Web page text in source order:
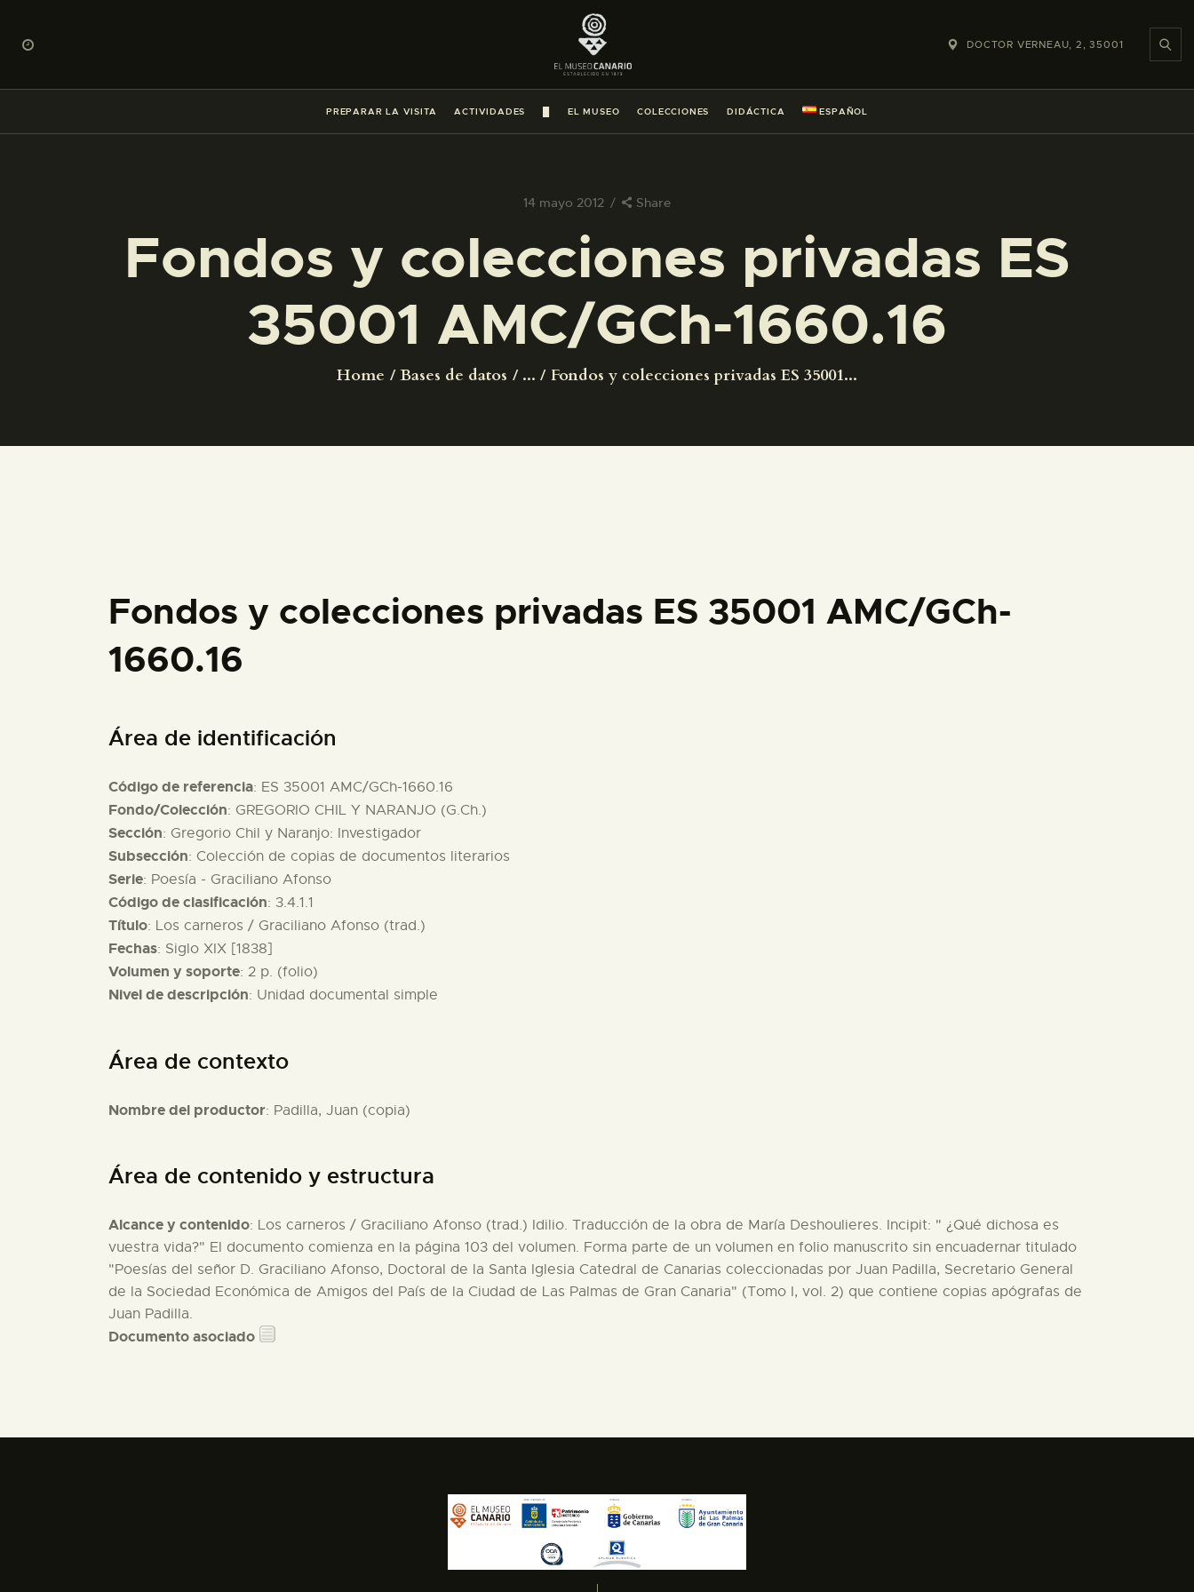
DOCTOR VERNEAU, 2, 35001
PREPARAR LA VISITA ACTIVIDADES EL MUSEO COLECCIONES DIDÁCTICA ESPAÑOL
14 mayo 2012 Share
Fondos y colecciones privadas ES
35001 AMC/GCh-1660.16
Home Bases de datos ... Fondos y colecciones privadas ES 35001...
PREPARAR LA VISITA
ACTIVIDADES
█
COLECCIONES
DIDÁCTICA
ESPAÑOL
Fondos y colecciones privadas ES 35001 AMC/GCh-
1660.16
Área de identificación
Código de referencia: ES 35001 AMC/GCh-1660.16
Fondo/Colección: GREGORIO CHIL Y NARANJO (G.Ch.)
Sección: Gregorio Chil y Naranjo: Investigador
Subsección: Colección de copias de documentos literarios
Serie: Poesía - Graciliano Afonso
Código de clasificación: 3.4.1.1
Título: Los carneros / Graciliano Afonso (trad.)
Fechas: Siglo XIX [1838]
Volumen y soporte: 2 p. (folio)
Nivel de descripción: Unidad documental simple
Área de contexto
Nombre del productor: Padilla, Juan (copia)
Área de contenido y estructura
Alcance y contenido: Los carneros / Graciliano Afonso (trad.) Idilio. Traducción de la obra de María Deshoulieres. Incipit: " ¿Qué dichosa es
vuestra vida?" El documento comienza en la página 103 del volumen. Forma parte de un volumen en folio manuscrito sin encuadernar titulado
"Poesías del señor D. Graciliano Afonso, Doctoral de la Santa Iglesia Catedral de Canarias coleccionadas por Juan Padilla, Secretario General
de la Sociedad Económica de Amigos del País de la Ciudad de Las Palmas de Gran Canaria" (Tomo I, vol. 2) que contiene copias apógrafas de
Juan Padilla.
Documento asociado